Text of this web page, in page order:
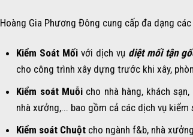
Hoàng Gia Phương Đông cung cấp đa dạng
Kiểm Soát Mối với dịch vụ diệt mối tận
cho công trình xây dựng trước khi xây,
Kiểm soát Muỗi cho nhà hàng, khách
nhà xưởng,... bao gồm cả các dịch vụ
Kiểm soát Chuột cho ngành f&b, nhà